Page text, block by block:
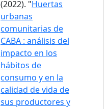
(2022). "Huertas
urbanas
comunitarias de
CABA : análisis del
impacto en los
hábitos de
consumo y en la
calidad de vida de
sus productores y